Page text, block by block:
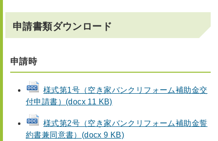
申請書類ダウンロード
申請時
様式第1号（空き家バンクリフォーム補助金交
付申請書）(docx 11 KB)
様式第2号（空き家バンクリフォーム補助金誓
約書兼同意書）(docx 9 KB)